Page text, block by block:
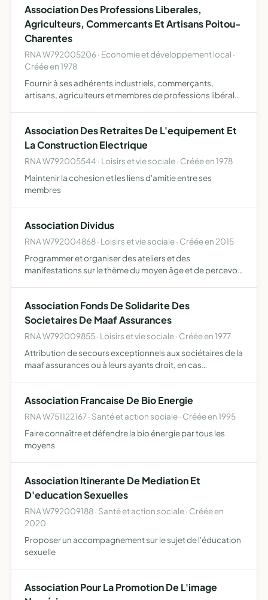
Association Des Professions Liberales,
Agriculteurs, Commercants Et Artisans Poitou-
Charentes
RNA W792005206 · Economie et développement local ·
Créée en 1978
Fournir à ses adhérents industriels, commerçants,
artisans, agriculteurs et membres de professions libérales
Association Des Retraites De L'equipement Et
La Construction Electrique
RNA W792005544 · Loisirs et vie sociale · Créée en 1978
Maintenir la cohesion et les liens d'amitie entre ses
membres
Association Dividus
RNA W792004868 · Loisirs et vie sociale · Créée en 2015
Programmer et organiser des ateliers et des
manifestations sur le thème du moyen âge et de percevoir
Association Fonds De Solidarite Des
Societaires De Maaf Assurances
RNA W792009855 · Loisirs et vie sociale · Créée en 1977
Attribution de secours exceptionnels aux sociétaires de la
maaf assurances ou à leurs ayants droit, en cas
commercial, alo…
Association Francaise De Bio Energie
RNA W751122167 · Santé et action sociale · Créée en 1995
Faire connaître et défendre la bio énergie par tous les
moyens
Association Itinerante De Mediation Et
D'education Sexuelles
RNA W792009188 · Santé et action sociale · Créée en
2020
Proposer un accompagnement sur le sujet de l'éducation
sexuelle
Association Pour La Promotion De L'image